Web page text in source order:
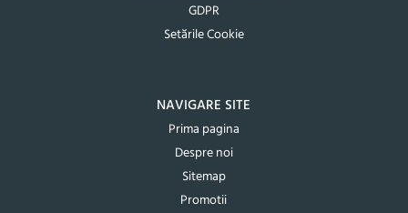
GDPR
Setările Cookie
NAVIGARE SITE
Prima pagina
Despre noi
Sitemap
Promotii